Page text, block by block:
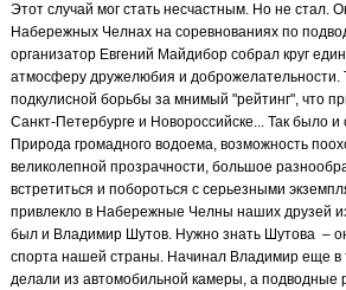
Этот случай мог стать несчастным. Но не стал.
Набережных Челнах на соревнованиях по
организатор Евгений Майдибор собрал круг
атмосферу дружелюбия и доброжелательности.
подкулисной борьбы за мнимый "рейтинг", что
Санкт-Петербурге и Новороссийске... Так было и
Природа громадного водоема, возможность
великолепной прозрачности, большое
встретиться и побороться с серьезными
привлекло в Набережные Челны наших друзей
был и Владимир Шутов. Нужно знать Шутова –
спорта нашей страны. Начинал Владимир еще в
делали из автомобильной камеры, а подводные